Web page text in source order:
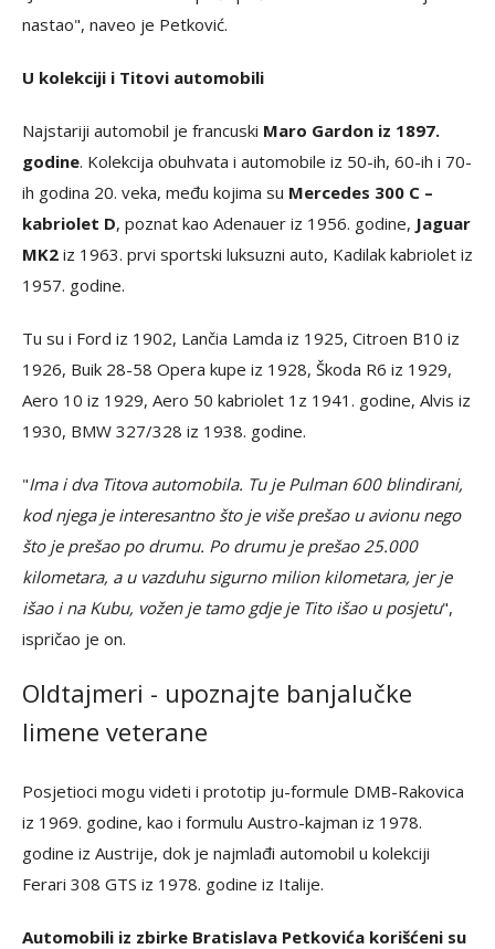
nastao", naveo je Petković.
U kolekciji i Titovi automobili
Najstariji automobil je francuski Maro Gardon iz 1897.
godine. Kolekcija obuhvata i automobile iz 50-ih, 60-ih i 70-
ih godina 20. veka, među kojima su Mercedes 300 C –
kabriolet D, poznat kao Adenauer iz 1956. godine, Jaguar
MK2 iz 1963. prvi sportski luksuzni auto, Kadilak kabriolet iz
1957. godine.
Tu su i Ford iz 1902, Lančia Lamda iz 1925, Citroen B10 iz
1926, Buik 28-58 Opera kupe iz 1928, Škoda R6 iz 1929,
Aero 10 iz 1929, Aero 50 kabriolet 1z 1941. godine, Alvis iz
1930, BMW 327/328 iz 1938. godine.
"Ima i dva Titova automobila. Tu je Pulman 600 blindirani,
kod njega je interesantno što je više prešao u avionu nego
što je prešao po drumu. Po drumu je prešao 25.000
kilometara, a u vazduhu sigurno milion kilometara, jer je
išao i na Kubu, vožen je tamo gdje je Tito išao u posjetu",
ispričao je on.
Oldtajmeri - upoznajte banjalučke
limene veterane
Posjetioci mogu videti i prototip ju-formule DMB-Rakovica
iz 1969. godine, kao i formulu Austro-kajman iz 1978.
godine iz Austrije, dok je najmlađi automobil u kolekciji
Ferari 308 GTS iz 1978. godine iz Italije.
Automobili iz zbirke Bratislava Petkovića korišćeni su